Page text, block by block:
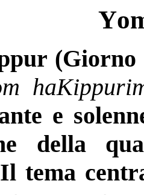
(Giorno
e
della
tema